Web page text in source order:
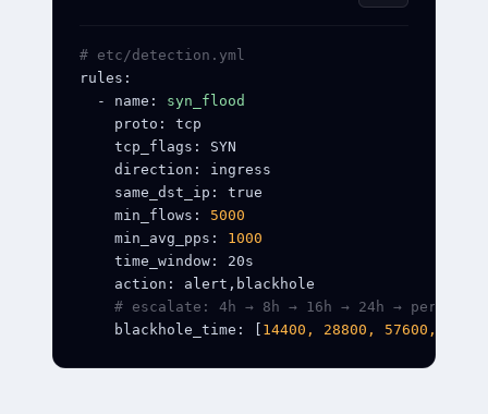
# etc/detection.yml
rules:
  - name:
syn_flood
    proto: tcp
    tcp_flags: SYN
    direction: ingress
    same_dst_ip: true
    min_flows:
5000
    min_avg_pps:
1000
    time_window: 20s
    action: alert,blackhole
    # escalate: 4h → 8h → 16h → 24h → permanent
    blackhole_time: [
14400, 28800, 57600,